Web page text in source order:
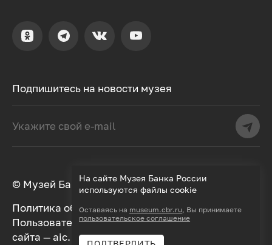
Подпишитесь на новости музея
© Музей Банка России, 2000–2026
Политика обработки персональных данных
Пользовательское соглашение
сайта — aic. Разработка —
На сайте Музея Банка России
используются файлы cookie
Оставаясь на museum.cbr.ru, Вы принимаете
пользовательское соглашение